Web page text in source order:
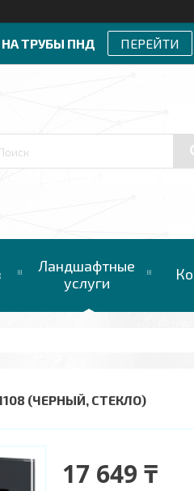
ТРУБЫ ПНД ПЕРЕЙТИ
Ландшафтные
услуги
(ЧЕРНЫЙ, СТЕКЛО)
17 649 ₸